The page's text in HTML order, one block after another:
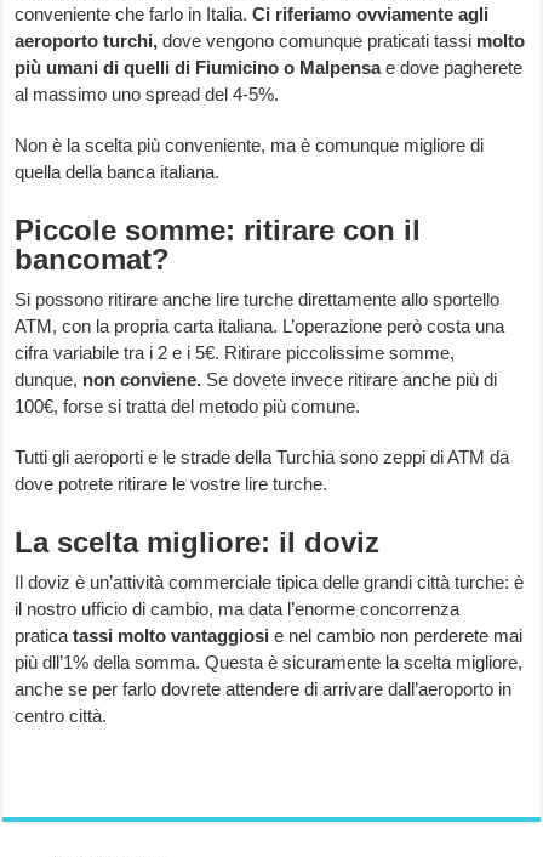
conveniente che farlo in Italia.Ci riferiamo ovviamente agli
aeroporto turchi,dove vengono comunque praticati tassi molto
più umani di quelli di Fiumicino o Malpensae dove pagherete
al massimo uno spread del 4-5%.
Non è la scelta più conveniente, ma è comunque migliore di
quella della banca italiana.
Piccole somme: ritirare con il
bancomat?
Si possono ritirare anche lire turche direttamente allo sportello
ATM, con la propria carta italiana. L’operazione però costa una
cifra variabile tra i 2 e i 5€. Ritirare piccolissime somme,
dunque, non conviene. Se dovete invece ritirare anche più di
100€, forse si tratta del metodo più comune.
Tutti gli aeroporti e le strade della Turchia sono zeppi di ATM da
dove potrete ritirare le vostre lire turche.
La scelta migliore: il doviz
Il doviz è un’attività commerciale tipica delle grandi città turche: è
il nostro ufficio di cambio, ma data l’enorme concorrenza
praticatassi molto vantaggiosie nel cambio non perderete mai
più dll’1% della somma. Questa è sicuramente la scelta migliore,
anche se per farlo dovrete attendere di arrivare dall’aeroporto in
centro città.